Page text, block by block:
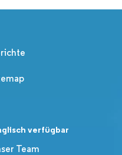
verfügbar
Team